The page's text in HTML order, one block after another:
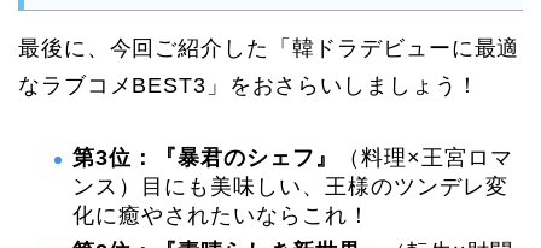
最後に、今回ご紹介した「韓ドラデビューに最適
なラブコメBEST3」をおさらいしましょう！
第3位：『暴君のシェフ』
（料理×王宮ロマ
ンス）目にも美味しい、王様のツンデレ変
化に癒やされたいならこれ！